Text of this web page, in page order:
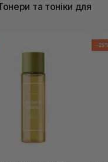
та тоніки для
-